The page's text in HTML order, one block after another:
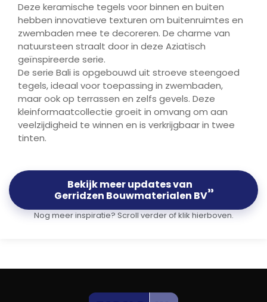
Deze keramische tegels voor binnen en buiten
hebben innovatieve texturen om buitenruimtes en
zwembaden mee te decoreren. De charme van
natuursteen straalt door in deze Aziatisch
geïnspireerde serie.
De serie Bali is opgebouwd uit stroeve steengoed
tegels, ideaal voor toepassing in zwembaden,
maar ook op terrassen en zelfs gevels. Deze
kleinformaatcollectie groeit in omvang om aan
veelzijdigheid te winnen en is verkrijgbaar in twee
tinten.
Bekijk meer updates van
Gerridzen Bouwmaterialen BV››
Nog meer inspiratie? Scroll verder of klik hierboven.